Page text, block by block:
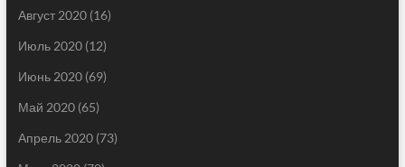
Август 2020(16)
Июль 2020(12)
Июнь 2020(69)
Май 2020(65)
Апрель 2020(73)